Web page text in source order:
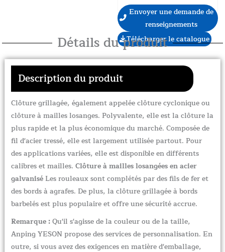
Envoyer une demande de
renseignements
Télécharger le catalogue
Détails du produit
Description du produit
Clôture grillagée, également appelée clôture cyclonique ou
clôture à mailles losanges. Polyvalente, elle est la clôture la
plus rapide et la plus économique du marché. Composée de
fil d'acier tressé, elle est largement utilisée partout. Pour
des applications variées, elle est disponible en différents
calibres et mailles. Clôture à mailles losangées en acier
galvaniséLes rouleaux sont complétés par des fils de fer et
des bords à agrafes. De plus, la clôture grillagée à bords
barbelés est plus populaire et offre une sécurité accrue.
Remarque :Qu'il s'agisse de la couleur ou de la taille,
Anping YESON propose des services de personnalisation. En
outre, si vous avez des exigences en matière d'emballage,